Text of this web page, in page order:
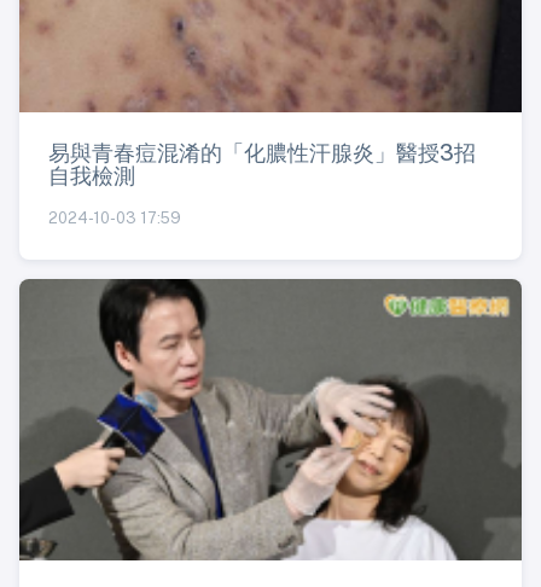
易與青春痘混淆的「化膿性汗腺炎」醫授3招
自我檢測
2024-10-03 17:59